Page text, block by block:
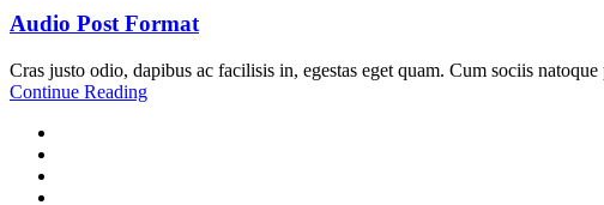
Audio Post Format
Cras justo odio, dapibus ac facilisis in, egestas eget quam. Cum sociis
Continue Reading